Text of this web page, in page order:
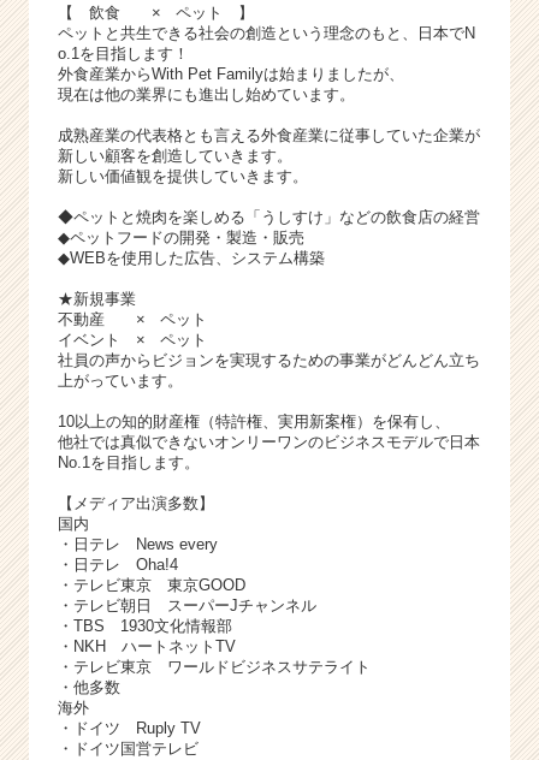
【 飲食 × ペット 】
ペットと共生できる社会の創造という理念のもと、日本でN
o.1を目指します！
外食産業からWith Pet Familyは始まりましたが、
現在は他の業界にも進出し始めています。
成熟産業の代表格とも言える外食産業に従事していた企業が
新しい顧客を創造していきます。
新しい価値観を提供していきます。
◆ペットと焼肉を楽しめる「うしすけ」などの飲食店の経営
◆ペットフードの開発・製造・販売
◆WEBを使用した広告、システム構築
★新規事業
不動産 × ペット
イベント × ペット
社員の声からビジョンを実現するための事業がどんどん立ち
上がっています。
10以上の知的財産権（特許権、実用新案権）を保有し、
他社では真似できないオンリーワンのビジネスモデルで日本
No.1を目指します。
【メディア出演多数】
国内
・日テレ News every
・日テレ Oha!4
・テレビ東京 東京GOOD
・テレビ朝日 スーパーJチャンネル
・TBS 1930文化情報部
・NKH ハートネットTV
・テレビ東京 ワールドビジネスサテライト
・他多数
海外
・ドイツ Ruply TV
・ドイツ国営テレビ